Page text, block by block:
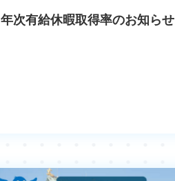
年次有給休暇取得率のお知らせ